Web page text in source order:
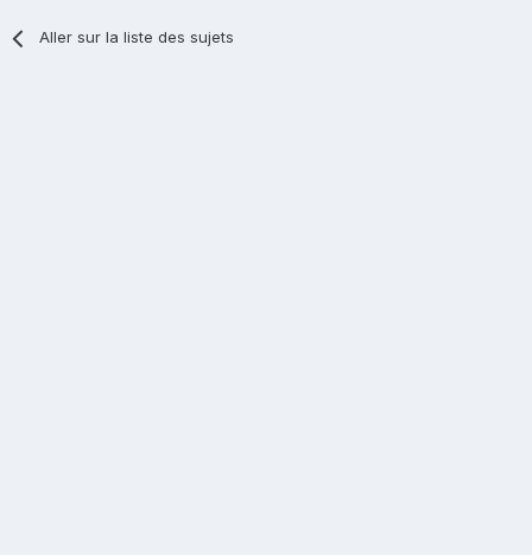
Aller sur la liste des sujets